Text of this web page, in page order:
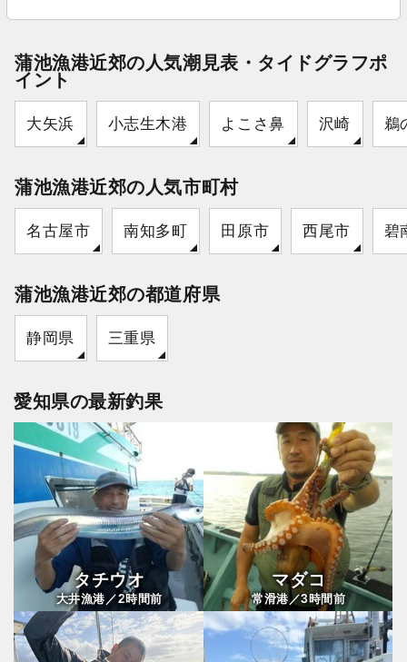
蒲池漁港近郊の人気潮見表・タイドグラフポ
イント
大矢浜 小志生木港 よこさ鼻 沢崎 鵜
蒲池漁港近郊の人気市町村
名古屋市 南知多町 田原市 西尾市 碧
蒲池漁港近郊の都道府県
静岡県 三重県
愛知県の最新釣果
タチウオ
大井漁港／2時間前
マダコ
常滑港／3時間前